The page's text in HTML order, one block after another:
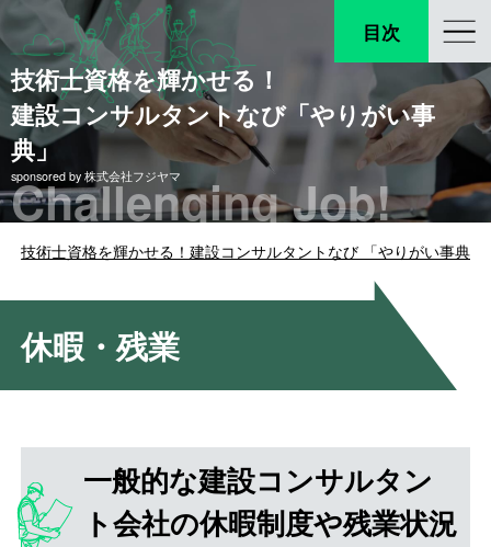
技術士資格を輝かせる！
建設コンサルタントなび「やりがい事
典」
sponsored by 株式会社フジヤマ
目次
Challenging Job!
技術士資格を輝かせる！建設コンサルタントなび 「やりがい事典」
休暇・残業
一般的な建設コンサルタン
ト会社の休暇制度や残業状況